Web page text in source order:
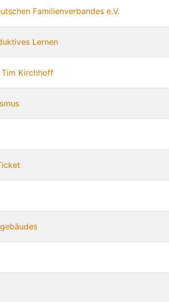
Familienverbandes e.V.
Lernen
Kirchhoff